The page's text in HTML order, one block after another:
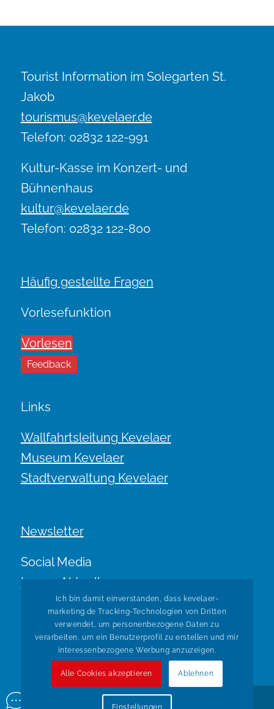
Tourist Information im Solegarten St.
Jakob
tourismus@kevelaer.de
Telefon: 02832 122-991
Kultur-Kasse im Konzert- und
Bühnenhaus
kultur@kevelaer.de
Telefon: 02832 122-800
Häufig gestellte Fragen
Vorlesefunktion
Vorlesen
Feedback
Links
Wallfahrtsleitung Kevelaer
Museum Kevelaer
Stadtverwaltung Kevelaer
Newsletter
Social Media
Immer Aktuell.
© Copyright Kevelaer Marketing. Realisiert durch
Ich bin damit einverstanden, dass kevelaer-
marketing.de Tracking-Technologien von Dritten
verwendet, um personenbezogene Daten zu
verarbeiten, um ein Benutzerprofil zu erstellen und mir
interessenbezogene Werbung anzuzeigen.
Alle Cookies akzeptieren Ablehnen
Einstellungen